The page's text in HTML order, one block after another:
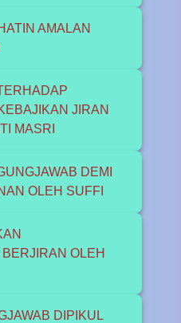
AMALAN
JIRAN
MASRI
DEMI
OLEH SUFFI
OLEH
DIPIKUL